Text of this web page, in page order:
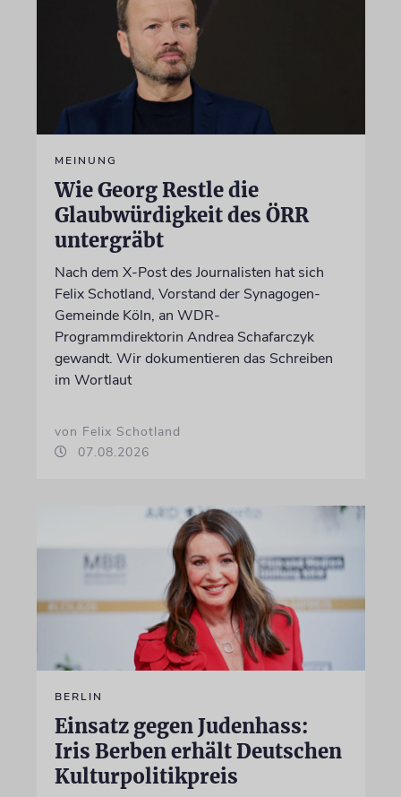
MEINUNG
Wie Georg Restle die
Glaubwürdigkeit des ÖRR
untergräbt
Nach dem X-Post des Journalisten hat sich
Felix Schotland, Vorstand der Synagogen-
Gemeinde Köln, an WDR-
Programmdirektorin Andrea Schafarczyk
gewandt. Wir dokumentieren das Schreiben
im Wortlaut
von Felix Schotland
07.08.2026
BERLIN
Einsatz gegen Judenhass:
Iris Berben erhält Deutschen
Kulturpolitikpreis